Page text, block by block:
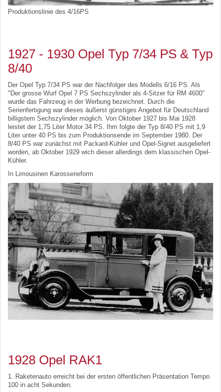
Produktionslinie des 4/16PS
1927 - 1930 Opel Typ 7/34 PS & Typ
8/40
Der Opel Typ 7/34 PS war der Nachfolger des Modells 6/16 PS. Als
"Der grosse Wurf Opel 7 PS Sechszylinder als 4-Sitzer für RM 4600"
wurde das Fahrzeug in der Werbung bezeichnet. Durch die
Serienfertigung war dieses äußerst günstiges Angebot für Deutschland
billigstem Sechszylinder möglich. Von Oktober 1927 bis Mai 1928
leistet der 1,75 Liter Motor 34 PS. Ihm folgte der Typ 8/40 PS mit 1,9
Liter unter 40 PS bis zum Produktionsende im September 1980. Der
8/40 PS war zunächst mit Packard-Kühler und Opel-Signet ausgeliefert
worden, ab Oktober 1929 wich dieser allerdings dem klassischen Opel-
Kühler.
In Limousinen Karosserieform
1928 Opel RAK1
1. Raketenauto erreicht bei der ersten öffentlichen Präsentation Tempo
100 in acht Sekunden.